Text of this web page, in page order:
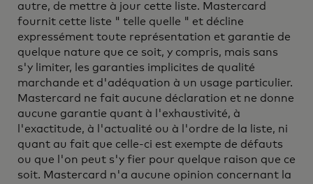
autre, de mettre à jour cette liste. Mastercard
fournit cette liste " telle quelle " et décline
expressément toute représentation et garantie de
quelque nature que ce soit, y compris, mais sans
s'y limiter, les garanties implicites de qualité
marchande et d'adéquation à un usage particulier.
Mastercard ne fait aucune déclaration et ne donne
aucune garantie quant à l'exhaustivité, à
l'exactitude, à l'actualité ou à l'ordre de la liste, ni
quant au fait que celle-ci est exempte de défauts
ou que l'on peut s'y fier pour quelque raison que ce
soit. Mastercard n'a aucune opinion concernant la